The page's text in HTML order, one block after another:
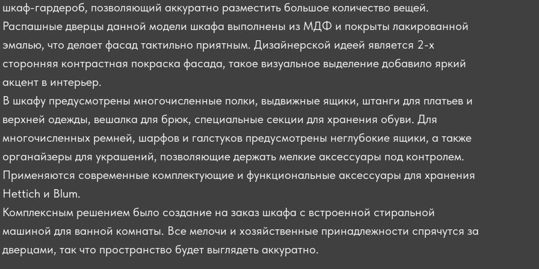
шкаф-гардероб, позволяющий аккуратно разместить большое количество вещей.
Распашные дверцы данной модели шкафа выполнены из МДФ и покрыты лакированной
эмалью, что делает фасад тактильно приятным. Дизайнерской идеей является 2-х
сторонняя контрастная покраска фасада, такое визуальное выделение добавило яркий
акцент в интерьер.
В шкафу предусмотрены многочисленные полки, выдвижные ящики, штанги для платьев и
верхней одежды, вешалка для брюк, специальные секции для хранения обуви. Для
многочисленных ремней, шарфов и галстуков предусмотрены неглубокие ящики, а также
органайзеры для украшений, позволяющие держать мелкие аксессуары под контролем.
Применяются современные комплектующие и функциональные аксессуары для хранения
Hettich и Blum.
Комплексным решением было создание на заказ шкафа с встроенной стиральной
машиной для ванной комнаты. Все мелочи и хозяйственные принадлежности спрячутся за
дверцами, так что пространство будет выглядеть аккуратно.